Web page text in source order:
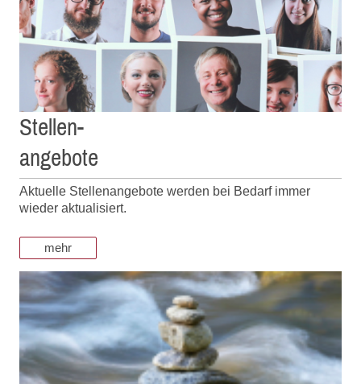
Stellen-
angebote
Aktuelle Stellenangebote werden bei Bedarf immer
wieder aktualisiert.
mehr